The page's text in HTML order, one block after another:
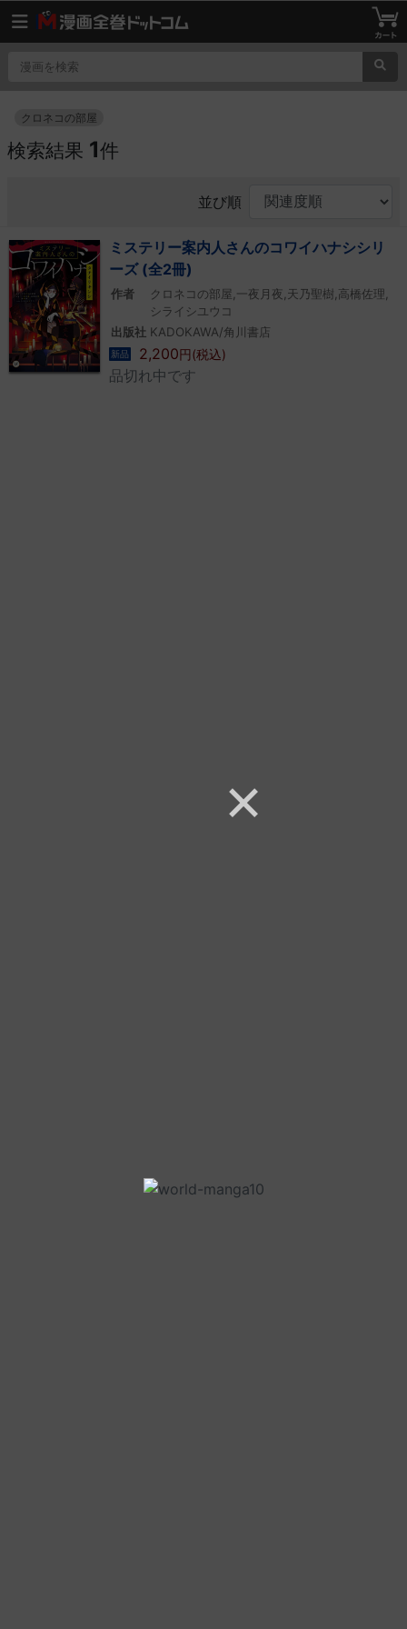
クロネコの部屋
検索結果 1件
並び順
ミステリー案内人さんのコワイハナシシリ
ーズ (全2冊)
作者
クロネコの部屋,一夜月夜,天乃聖樹,高橋佐理,
シライシユウコ
出版社 KADOKAWA/角川書店
新品 2,200円(税込)
品切れ中です